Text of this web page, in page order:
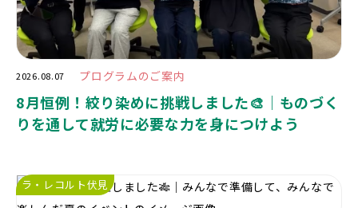
2026.08.07 プログラムのご案内
8月恒例！絞り染めに挑戦しました🎨｜ものづく
りを通して就労に必要な力を身につけよう
ラ・レコルト伏見